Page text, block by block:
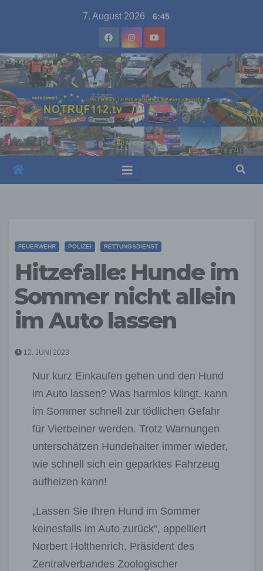
7. August 2026 6:45
FEUERWEHR POLIZEI RETTUNGSDIENST
Hitzefalle: Hunde im
Sommer nicht allein
im Auto lassen
12. JUNI 2023
Nur kurz Einkaufen gehen und den Hund
im Auto lassen? Was harmlos klingt, kann
im Sommer schnell zur tödlichen Gefahr
für Vierbeiner werden. Trotz Warnungen
unterschätzen Hundehalter immer wieder,
wie schnell sich ein geparktes Fahrzeug
aufheizen kann!
„Lassen Sie Ihren Hund im Sommer
keinesfalls im Auto zurück“, appelliert
Norbert Holthenrich, Präsident des
Zentralverbandes Zoologischer